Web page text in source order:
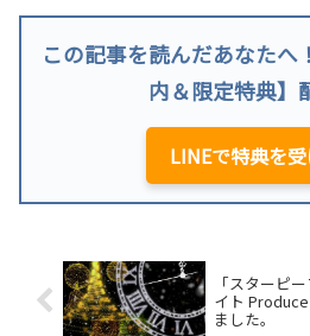
この記事を読んだあなたへ
内＆限定特典】
LINEで特典を
「スターピ
イト
ました。